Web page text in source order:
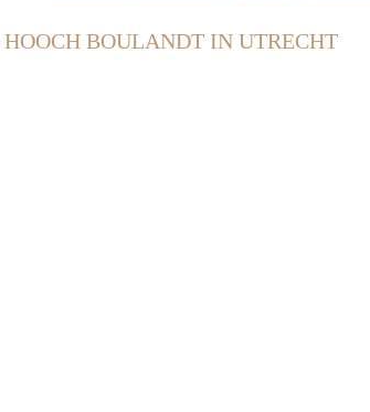
HOOCH BOULANDT IN UTRECHT